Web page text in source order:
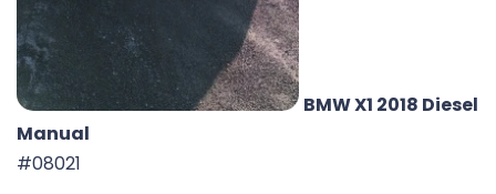
BMW X1 2018 Diesel
Manual
#08021